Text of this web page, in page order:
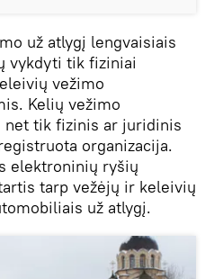
už atlygį lengvaisiais
vykdyti tik fiziniai
vežimo
Kelių vežimo
net tik fizinis ar juridinis
organizacija.
elektroninių ryšių
tarp vežėjų ir keleivių
už atlygį.